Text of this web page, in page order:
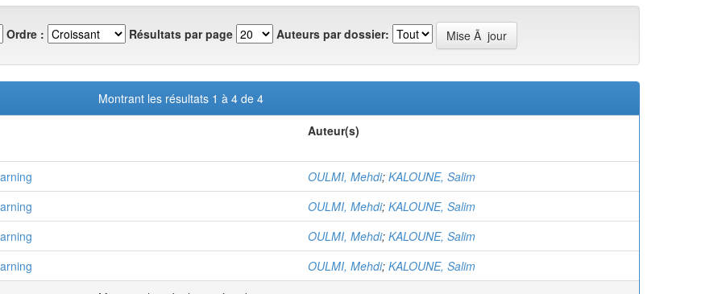
Ordre : Résultats par page Auteurs par dossier:
Montrant les résultats 1 à 4 de 4
Auteur(s)
OULMI, Mehdi; KALOUNE, Salim
OULMI, Mehdi; KALOUNE, Salim
OULMI, Mehdi; KALOUNE, Salim
OULMI, Mehdi; KALOUNE, Salim